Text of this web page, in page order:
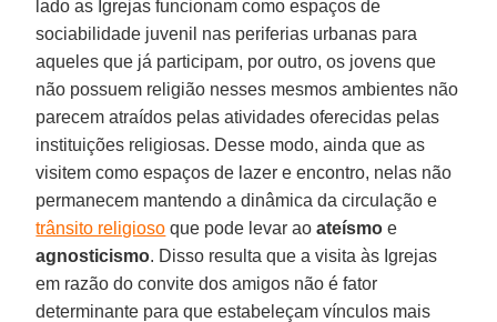
lado as Igrejas funcionam como espaços de
sociabilidade juvenil nas periferias urbanas para
aqueles que já participam, por outro, os jovens que
não possuem religião nesses mesmos ambientes não
parecem atraídos pelas atividades oferecidas pelas
instituições religiosas. Desse modo, ainda que as
visitem como espaços de lazer e encontro, nelas não
permanecem mantendo a dinâmica da circulação e
trânsito religioso que pode levar aoateísmo e
agnosticismo. Disso resulta que a visita às Igrejas
em razão do convite dos amigos não é fator
determinante para que estabeleçam vínculos mais